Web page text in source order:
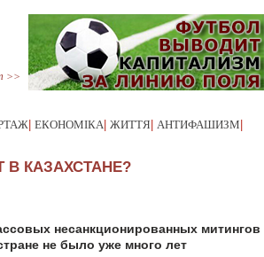
>>
ЕКОНОМІКА ЖИТТЯ АНТИФАШИЗМ
В КАЗАХСТАНЕ?
несанкционированных митингов
не было уже много лет